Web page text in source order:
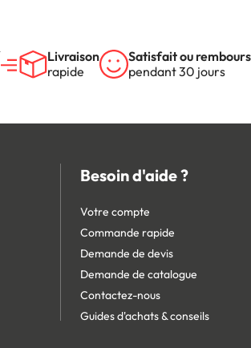
Livraison
rapide
Satisfait ou
pendant 30 jours
Besoin d'aide ?
Votre compte
Commande rapide
Demande de devis
Demande de catalogue
Contactez-nous
Guides d'achats & conseils